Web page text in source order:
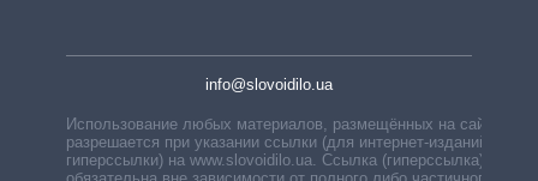
info@slovoidilo.ua
Использование любых материалов, размещённых на сайте,
разрешается при указании ссылки (для интернет-изданий —
гиперссылки) на www.slovoidilo.ua. Ссылка (гиперссылка)